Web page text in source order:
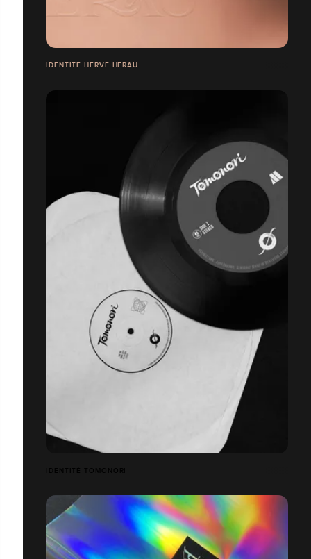
IDENTITÉ HERVÉ HÉRAU
IDENTITÉ TOMONORI